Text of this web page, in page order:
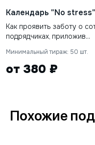
Календарь "No stress"
Как проявить заботу о
подрядчиках, приложив...
Минимальный тираж: 50 шт.
от 380 ₽
Похожие